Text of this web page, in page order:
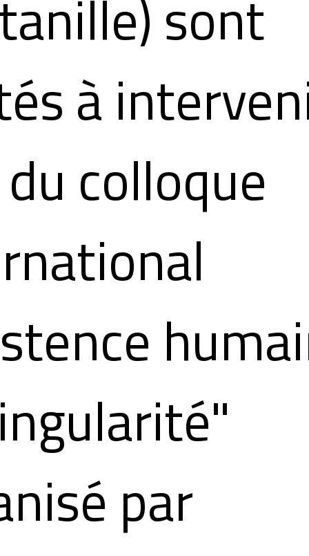
sont
à
colloque
par